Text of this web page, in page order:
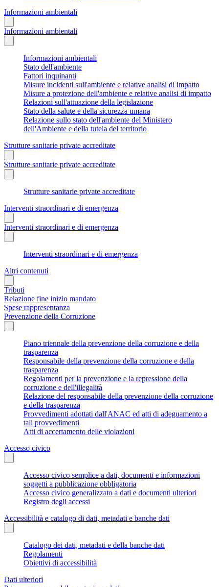
Informazioni ambientali
Informazioni ambientali
Informazioni ambientali
Stato dell'ambiente
Fattori inquinanti
Misure incidenti sull'ambiente e relative analisi di impatto
Misure a protezione dell'ambiente e relative analisi di impatto
Relazioni sull'attuazione della legislazione
Stato della salute e della sicurezza umana
Relazione sullo stato dell'ambiente del Ministero
dell'Ambiente e della tutela del territorio
Strutture sanitarie private accreditate
Strutture sanitarie private accreditate
Strutture sanitarie private accreditate
Interventi straordinari e di emergenza
Interventi straordinari e di emergenza
Interventi straordinari e di emergenza
Altri contenuti
Tributi
Relazione fine inizio mandato
Spese rappresentanza
Prevenzione della Corruzione
Piano triennale della prevenzione della corruzione e della
trasparenza
Responsabile della prevenzione della corruzione e della
trasparenza
Regolamenti per la prevenzione e la repressione della
corruzione e dell'illegalità
Relazione del responsabile della prevenzione della corruzione
e della trasparenza
Provvedimenti adottati dall'ANAC ed atti di adeguamento a
tali provvedimenti
Atti di accertamento delle violazioni
Accesso civico
Accesso civico semplice a dati, documenti e informazioni
soggetti a pubblicazione obbligatoria
Accesso civico generalizzato a dati e documenti ulteriori
Registro degli accessi
Accessibilità e catalogo di dati, metadati e banche dati
Catalogo dei dati, metadati e della banche dati
Regolamenti
Obiettivi di accessibilità
Dati ulteriori